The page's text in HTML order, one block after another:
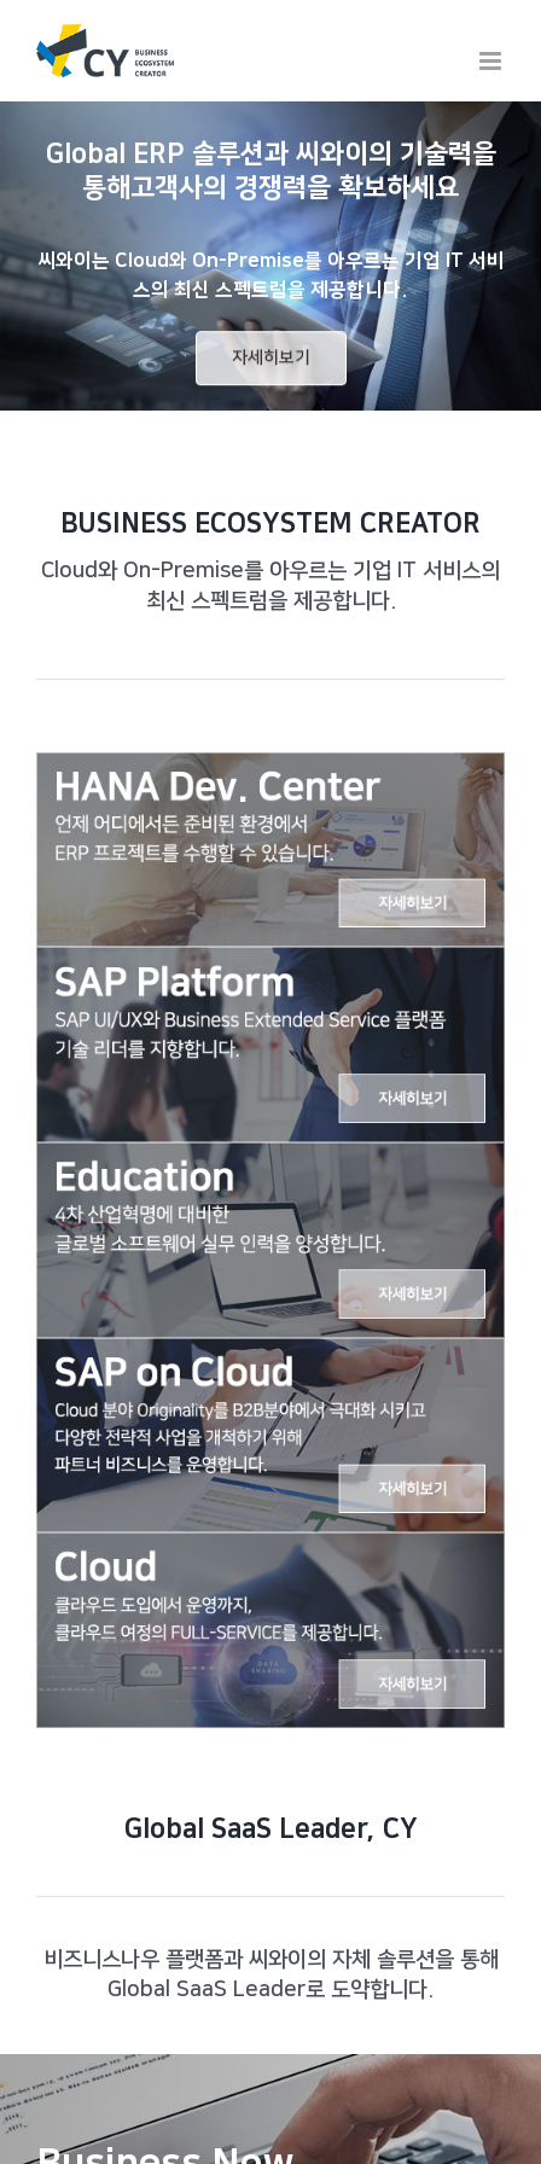
지금은 클라우드 시대
클라우드 컨설팅에서 운영까지의
모든 여정을 씨와이와 함께하세요
자세히보기
BUSINESS ECOSYSTEM CREATOR
Cloud와 On-Premise를 아우르는 기업 IT 서비스의
최신 스펙트럼을 제공합니다.
Global SaaS Leader, CY
비즈니스나우 플랫폼과 씨와이의 자체 솔루션을 통해
Global SaaS Leader로 도약합니다.